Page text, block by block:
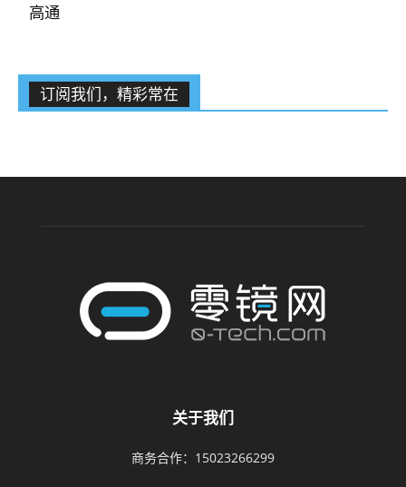
高通
订阅我们，精彩常在
关于我们
商务合作：15023266299